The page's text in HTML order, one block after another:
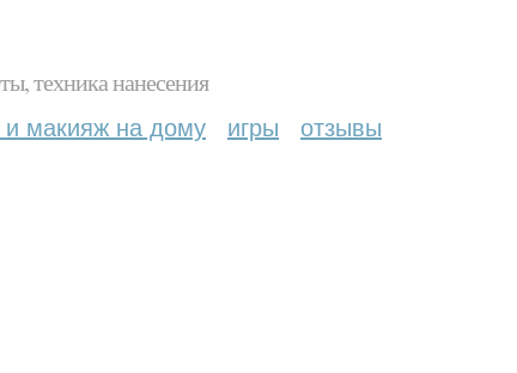
техника нанесения
и макияж на дому игры отзывы